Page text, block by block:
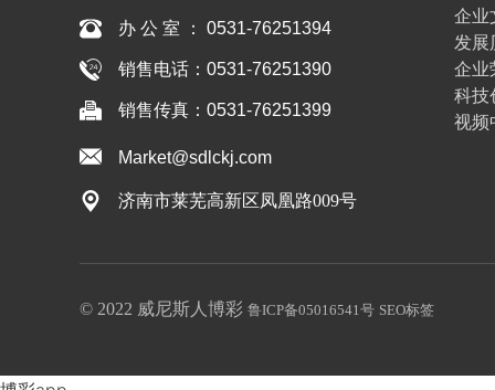
办 公 室 ： 0531-76251394
销售电话：0531-76251390
销售传真：0531-76251399
Market@sdlckj.com
济南市莱芜高新区凤凰路009号
企业
发展
企业
科技
视频
© 2022 威尼斯人博彩 鲁ICP备05016541号 SEO标签